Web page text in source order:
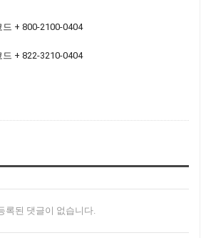
+ 800-2100-0404
+ 822-3210-0404
록된 댓글이 없습니다.